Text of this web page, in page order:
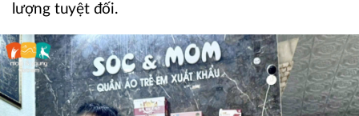
lượng tuyệt đối.